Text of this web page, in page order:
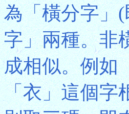
為「橫分字」
字」兩種。非
成相似。例如
「衣」這個字